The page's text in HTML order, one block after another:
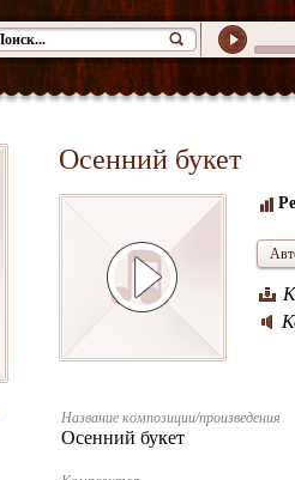
Осенний букет
Название композиции/произведения
Осенний букет